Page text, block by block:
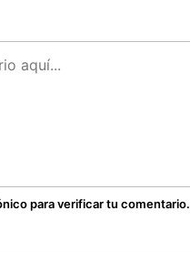
para verificar tu comentario.